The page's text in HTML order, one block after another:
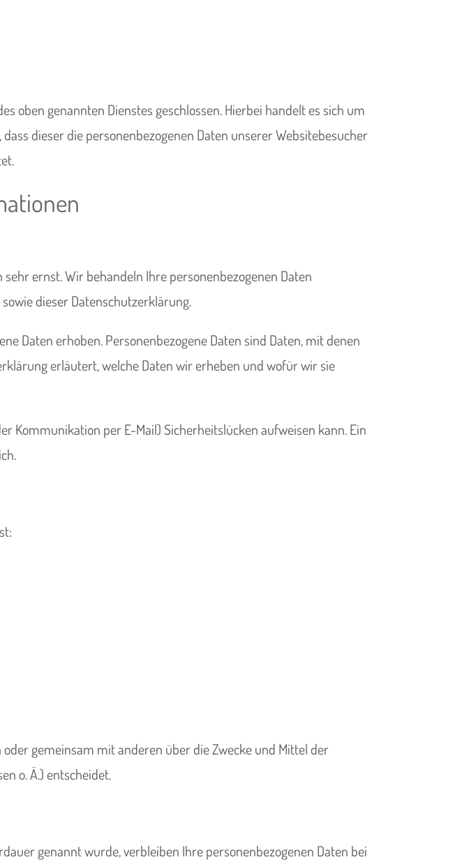
oben genannten Dienstes geschlossen. Hierbei handelt es sich um
dieser die personenbezogenen Daten unserer Websitebesucher
ernst. Wir behandeln Ihre personenbezogenen Daten
dieser Datenschutzerklärung.
Daten erhoben. Personenbezogene Daten sind Daten, mit denen
erläutert, welche Daten wir erheben und wofür wir sie
Kommunikation per E-Mail) Sicherheitslücken aufweisen kann. Ein
gemeinsam mit anderen über die Zwecke und Mittel der
o. Ä.) entscheidet.
genannt wurde, verbleiben Ihre personenbezogenen Daten bei